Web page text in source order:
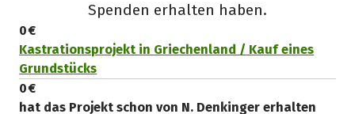
Spenden erhalten haben.
0 €
Kastrationsprojekt in Griechenland / Kauf eines
Grundstücks
0 €
hat das Projekt schon von N. Denkinger erhalten